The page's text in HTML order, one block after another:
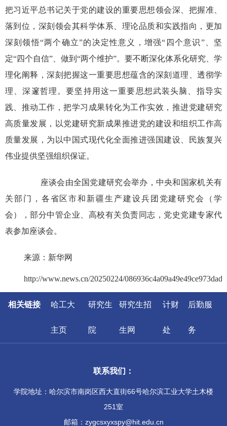
把习近平总书记关于党的建设的重要思想领会深、把握准、
落到位，深刻领会其科学体系、理论品质和实践指向，更加
深刻领悟“两个确立”的决定性意义，增强“四个意识”、坚
定“四个自信”、做到“两个维护”。要不断深化体系化研究、学
理化阐释，深刻把握这一重要思想蕴含的深刻道理、透彻学
理、深邃哲理。要坚持用这一重要思想武装头脑、指导实
践、推动工作，把学习成果转化为工作实效，推进党建研究
高质量发展，以党建研究新成果推进党的建设和组织工作高
质量发展，为以中国式现代化全面推进强国建设、民族复兴
伟业提供坚强组织保证。
座谈会由全国党建研究会举办，中央和国家机关有
关部门，各省区市和新疆生产建设兵团党建研究会（学
会），部分中管企业、高校有关负责同志，党史党建专家代
表参加座谈会。
来源：新华网
http://www.news.cn/20250224/
相关链接 哈工大
主页
研究生
院
研究生招
生网
计财
处
后勤服
务
联系我们：
学院地址：哈尔滨市南岗区西大直街66号哈尔滨工业大学土木楼
251室
邮箱：zygcsxyxspy@hit.edu.cn